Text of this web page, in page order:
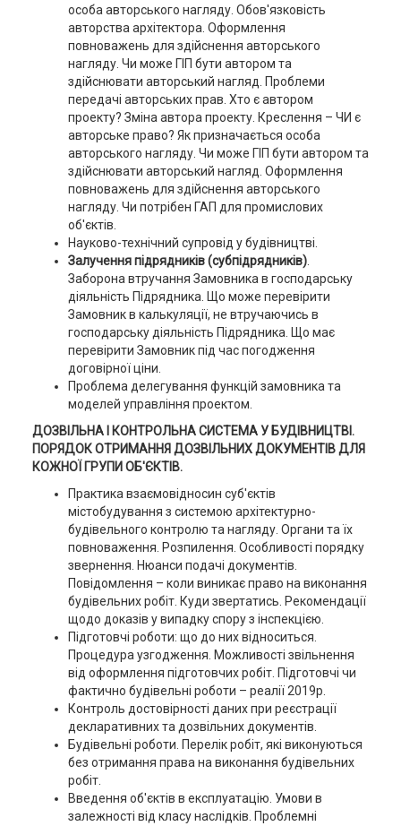
особа авторського нагляду. Обов'язковість
авторства архітектора. Оформлення
повноважень для здійснення авторського
нагляду. Чи може ГІП бути автором та
здійснювати авторський нагляд. Проблеми
передачі авторських прав. Хто є автором
проекту? Зміна автора проекту. Креслення – ЧИ є
авторське право? Як призначається особа
авторського нагляду. Чи може ГІП бути автором та
здійснювати авторський нагляд. Оформлення
повноважень для здійснення авторського
нагляду. Чи потрібен ГАП для промислових
об'єктів.
Науково-технічний супровід у будівництві.
Залучення підрядників (субпідрядників).
Заборона втручання Замовника в господарську
діяльність Підрядника. Що може перевірити
Замовник в калькуляції, не втручаючись в
господарську діяльність Підрядника. Що має
перевірити Замовник під час погодження
договірної ціни.
Проблема делегування функцій замовника та
моделей управління проектом.
ДОЗВІЛЬНА І КОНТРОЛЬНА СИСТЕМА У БУДІВНИЦТВІ.
ПОРЯДОК ОТРИМАННЯ ДОЗВІЛЬНИХ ДОКУМЕНТІВ ДЛЯ
КОЖНОЇ ГРУПИ ОБ'ЄКТІВ.
Практика взаємовідносин суб'єктів
містобудування з системою архітектурно-
будівельного контролю та нагляду. Органи та їх
повноваження. Розпилення. Особливості порядку
звернення. Нюанси подачі документів.
Повідомлення – коли виникає право на виконання
будівельних робіт. Куди звертатись. Рекомендації
щодо доказів у випадку спору з інспекцією.
Підготовчі роботи: що до них відноситься.
Процедура узгодження. Можливості звільнення
від оформлення підготовчих робіт. Підготовчі чи
фактично будівельні роботи – реалії 2019р.
Контроль достовірності даних при реєстрації
декларативних та дозвільних документів.
Будівельні роботи. Перелік робіт, які виконуються
без отримання права на виконання будівельних
робіт.
Введення об'єктів в експлуатацію. Умови в
залежності від класу наслідків. Проблемні